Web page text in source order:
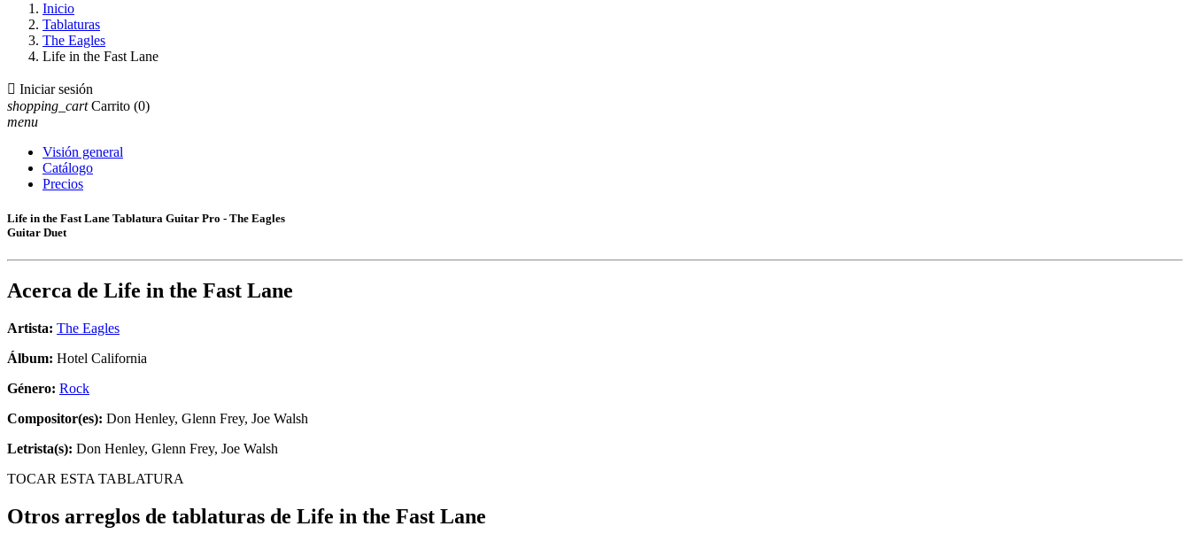
Inicio
Tablaturas
The Eagles
Life in the Fast Lane
 Iniciar sesión
shopping_cart Carrito (0)
menu
Visión general
Catálogo
Precios
Life in the Fast Lane Tablatura Guitar Pro - The Eagles
Guitar Duet
Acerca de Life in the Fast Lane
Artista: The Eagles
Álbum: Hotel California
Género: Rock
Compositor(es): Don Henley, Glenn Frey, Joe Walsh
Letrista(s): Don Henley, Glenn Frey, Joe Walsh
TOCAR ESTA TABLATURA
Otros arreglos de tablaturas de Life in the Fast Lane